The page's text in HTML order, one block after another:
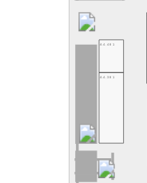
A4.381
A4.481